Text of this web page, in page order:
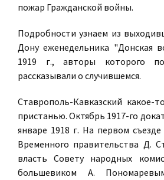
пожар Гражданской войны.
Подробности узнаем из
Дону еженедельника "Донская
1919 г., авторы которого
рассказывали о случившемся.
Ставрополь-Кавказский какое-
пристанью. Октябрь 1917-го
январе 1918 г. На первом съезде
Временного правительства Д.
власть Совету народных
большевиком А.